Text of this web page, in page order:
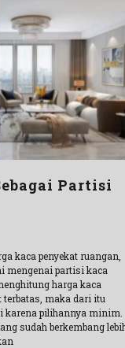
Partisi
kaca penyekat ruangan,
mengenai partisi kaca
harga kaca
terbatas, maka dari itu
karena pilihannya minim.
sudah berkembang